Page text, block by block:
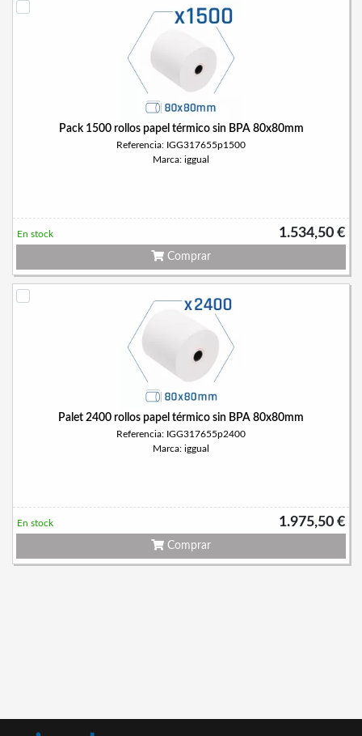
Pack 1500 rollos papel térmico sin BPA 80x80mm
Referencia: IGG317655p1500
Marca: iggual
1.534,50 €
En stock
Comprar
Palet 2400 rollos papel térmico sin BPA 80x80mm
Referencia: IGG317655p2400
Marca: iggual
1.975,50 €
En stock
Comprar